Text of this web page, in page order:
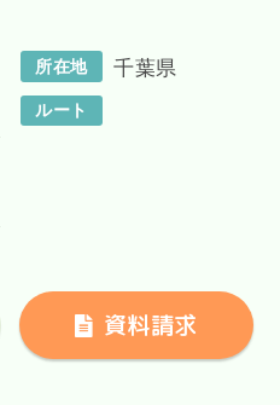
所在地 千葉県
ルート
資料請求